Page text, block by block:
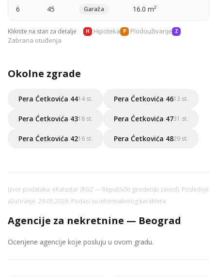
6 45 Garaža 16.0 m²
Kliknite na stan za detalje H Hipoteka P Plodouživanje Z
Zabrana otuđenja
Okolne zgrade
Pera Ćetkovića 4414 st. Pera Ćetkovića 4613 st.
Pera Ćetkovića 4318 st. Pera Ćetkovića 4731 st.
Pera Ćetkovića 4216 st. Pera Ćetkovića 4829 st.
Izvor podataka: eKatastar (RGZ — Republički geodetski zavod). Poslednje
ažuriranje: 29.05.2026. Podaci su informativnog karaktera.
Agencije za nekretnine — Beograd
Ocenjene agencije koje posluju u ovom gradu.